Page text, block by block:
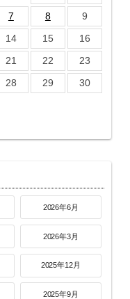
7 8
9
14 15
16
21 22
23
28 29
30
2026年6月
2026年3月
2025年12月
2025年9月